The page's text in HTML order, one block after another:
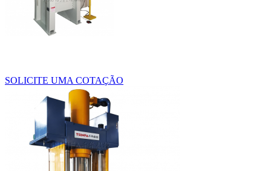
SOLICITE UMA COTAÇÃO